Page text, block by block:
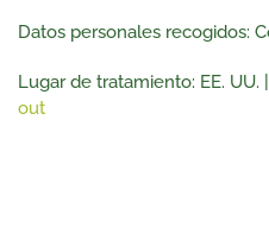
Datos personales recogidos:
Lugar de tratamiento: EE. UU. |
out